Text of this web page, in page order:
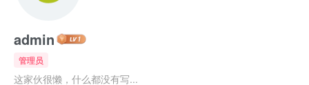
admin
管理员
这家伙很懒，什么都没有写...